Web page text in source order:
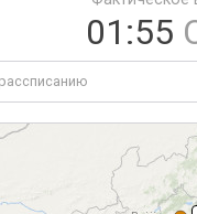
01:55